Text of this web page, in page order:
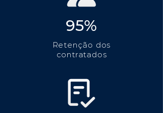
95%
Retenção dos
contratados